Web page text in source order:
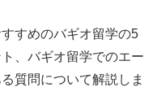
すめのバギオ留学の5
、バギオ留学でのエー
質問について解説しま